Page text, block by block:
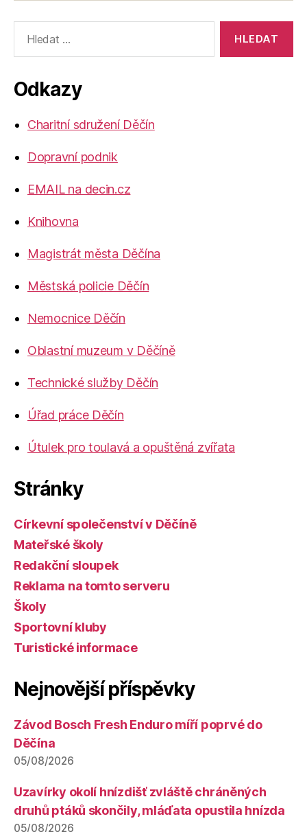
vyhledávání:
Odkazy
Charitní sdružení Děčín
Dopravní podnik
EMAIL na decin.cz
Knihovna
Magistrát města Děčína
Městská policie Děčín
Nemocnice Děčín
Oblastní muzeum v Děčíně
Technické služby Děčín
Úřad práce Děčín
Útulek pro toulavá a opuštěná zvířata
Stránky
Církevní společenství v Děčíně
Mateřské školy
Redakční sloupek
Reklama na tomto serveru
Školy
Sportovní kluby
Turistické informace
Nejnovější příspěvky
Závod Bosch Fresh Enduro míří poprvé do
Děčína
05/08/2026
Uzavírky okolí hnízdišť zvláště chráněných
druhů ptáků skončily, mláďata opustila hnízda
05/08/2026